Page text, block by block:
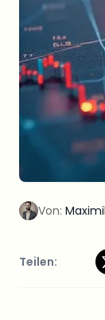
Von:
Teilen: